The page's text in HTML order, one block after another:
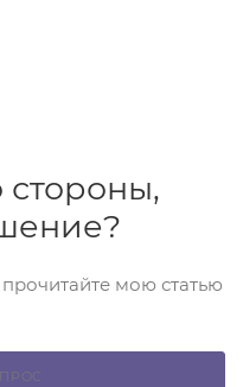
стороны,
мою статью